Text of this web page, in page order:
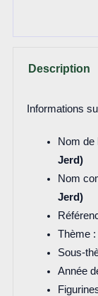
Description
Informations
Nom de
Jerd)
Nom
Jerd)
Thème :
Sous-
Année